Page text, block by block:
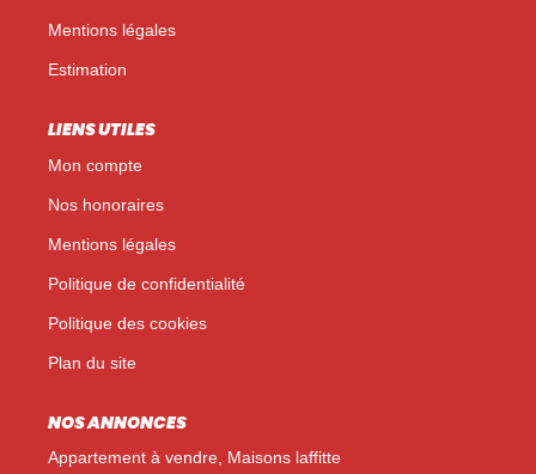
Mentions légales
Estimation
LIENS UTILES
Mon compte
Nos honoraires
Mentions légales
Politique de confidentialité
Politique des cookies
Plan du site
NOS ANNONCES
Appartement à vendre, Maisons laffitte